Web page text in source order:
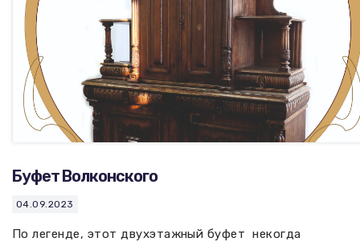
Буфет Волконского
04.09.2023
По легенде, этот двухэтажный буфет некогда